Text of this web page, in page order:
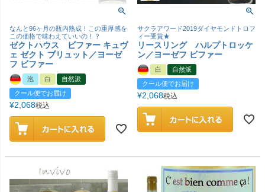
なんと96ヶ月の瓶内熟成！この重厚感を
この価格で味わえていいの！？
ゼクトハウス ビファー キュヴ
ェ ゼクト ブリュット／ヨーゼ
フ ビファー
泡 白
自然派
クール便でお届け
¥2,068税込
サクラアワード2019ダイヤモンドトロフ
ィー受賞★
リースリング ハルプトロッケ
ン／ヨーゼフ ビファー
白
自然派
クール便でお届け
¥2,068税込